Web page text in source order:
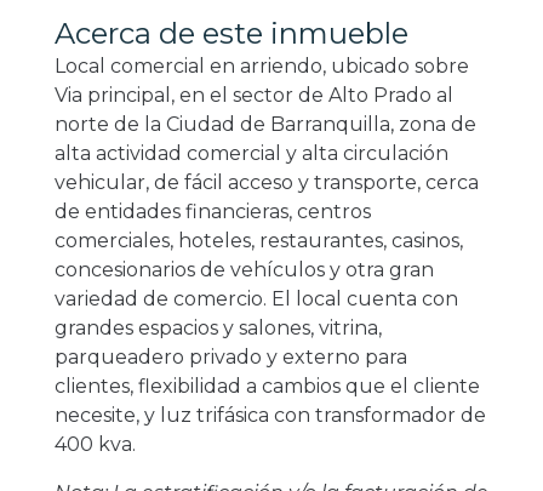
Acerca de este inmueble
Local comercial en arriendo, ubicado sobre
Via principal, en el sector de Alto Prado al
norte de la Ciudad de Barranquilla, zona de
alta actividad comercial y alta circulación
vehicular, de fácil acceso y transporte, cerca
de entidades financieras, centros
comerciales, hoteles, restaurantes, casinos,
concesionarios de vehículos y otra gran
variedad de comercio. El local cuenta con
grandes espacios y salones, vitrina,
parqueadero privado y externo para
clientes, flexibilidad a cambios que el cliente
necesite, y luz trifásica con transformador de
400 kva.